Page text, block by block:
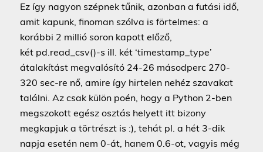
Ez így nagyon szépnek tűnik, azonban a futási idő,
amit kapunk, finoman szólva is förtelmes: a
korábbi 2 millió soron kapott előző,
két pd.read_csv()-s ill. két ‘timestamp_type’
átalakítást megvalósító 24-26 másodperc 270-
320 sec-re nő, amire így hirtelen nehéz szavakat
találni. Az csak külön poén, hogy a Python 2-ben
megszokott egész osztás helyett itt bizony
megkapjuk a törtrészt is :), tehát pl. a hét 3-dik
napja esetén nem 0-át, hanem 0.6-ot, vagyis még